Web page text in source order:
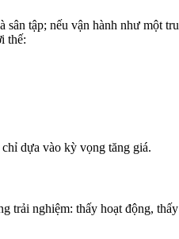
tập; nếu vận hành như một
thế:
dựa vào kỳ vọng tăng giá.
trải nghiệm: thấy hoạt động,